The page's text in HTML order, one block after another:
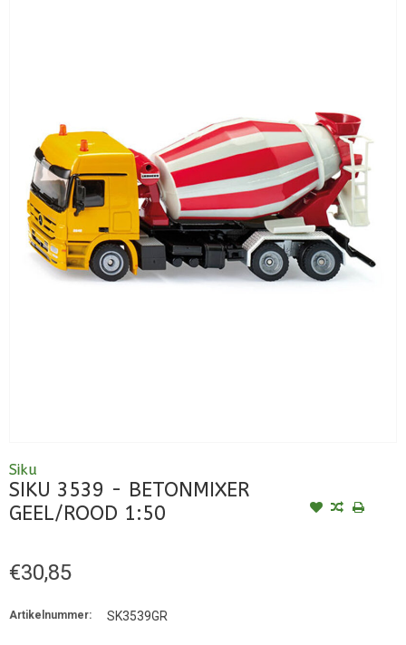
Siku
SIKU 3539 - BETONMIXER
GEEL/ROOD 1:50
€30,85
Artikelnummer: SK3539GR